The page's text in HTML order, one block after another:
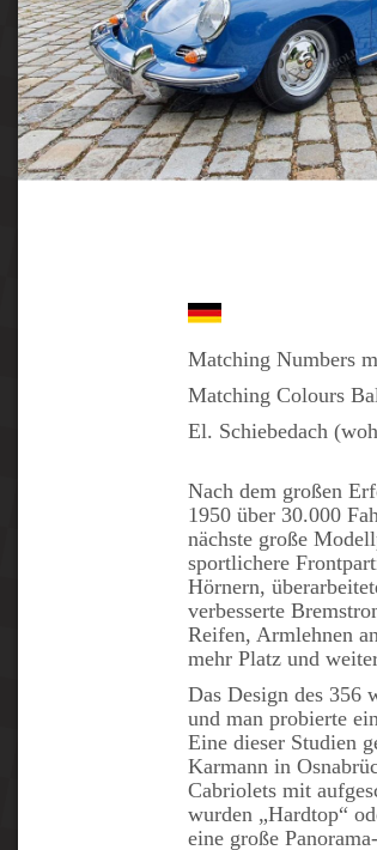
Matching Numbers
Matching Colours
El. Schiebedach
Nach dem großen
1950 über 30.000
nächste große
sportlichere
Hörnern,
verbesserte
Reifen, Armlehnen
mehr Platz und
Das Design des 356
und man probierte
Eine dieser Studien
Karmann in
Cabriolets mit
wurden „Hardtop“
eine große